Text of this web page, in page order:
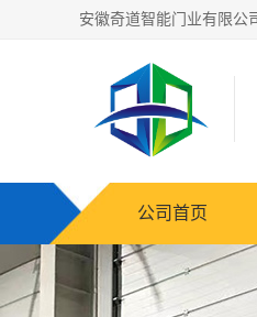
公司首页